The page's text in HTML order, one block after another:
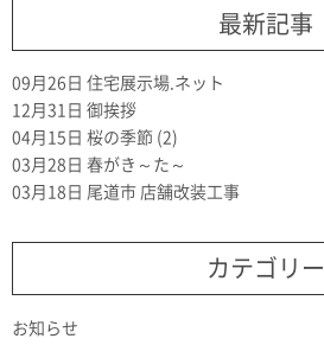
最新記事
09月26日 住宅展示場.ネット
12月31日 御挨拶
04月15日 桜の季節 (2)
03月28日 春がき～た～
03月18日 尾道市 店舗改装工事
カテゴリー
お知らせ